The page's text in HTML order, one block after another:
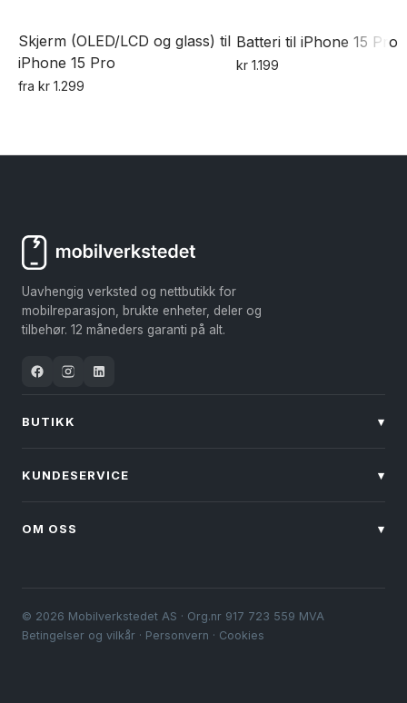
Skjerm (OLED/LCD og glass) til
iPhone 15 Pro
fra kr 1.299
har
kan
produktsiden
Batteri til iPhone 15 Pro
kr1.199
Uavhengig verksted og nettbutikk for
mobilreparasjon, brukte enheter, deler og
tilbehør. 12 måneders garanti på alt.
BUTIKK ▾
KUNDESERVICE ▾
OM OSS ▾
© 2026 Mobilverkstedet AS · Org.nr 917 723 559 MVA
Betingelser og vilkår · Personvern · Cookies